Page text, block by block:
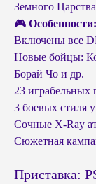
Земного
🎮 Особенности:
Включены все
Новые бойцы:
Борай Чо и др.
23 играбельных
3 боевых стиля
Сочные X-Ray
Сюжетная
Приставка: